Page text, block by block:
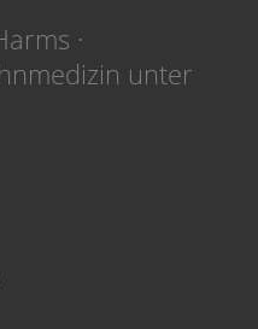
·
unter